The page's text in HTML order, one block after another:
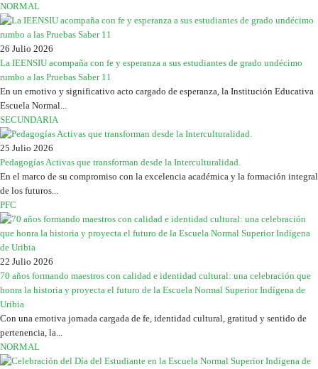
NORMAL
26 Julio 2026
La IEENSIU acompaña con fe y esperanza a sus estudiantes de grado undécimo
rumbo a las Pruebas Saber 11
En un emotivo y significativo acto cargado de esperanza, la Institución Educativa
Escuela Normal...
SECUNDARIA
25 Julio 2026
Pedagogías Activas que transforman desde la Interculturalidad.
En el marco de su compromiso con la excelencia académica y la formación integral
de los futuros...
PFC
22 Julio 2026
70 años formando maestros con calidad e identidad cultural: una celebración que
honra la historia y proyecta el futuro de la Escuela Normal Superior Indígena de
Uribia
Con una emotiva jornada cargada de fe, identidad cultural, gratitud y sentido de
pertenencia, la...
NORMAL